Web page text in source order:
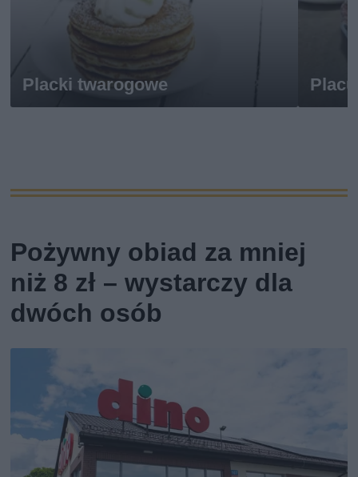
Placki twarogowe
Pożywny obiad za mniej
niż 8 zł – wystarczy dla
dwóch osób